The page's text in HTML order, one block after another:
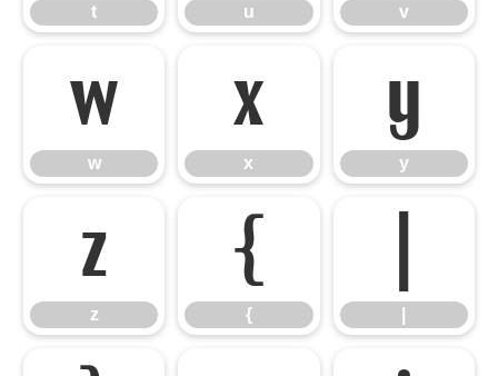
t u v
w
w
x
x
y
y
z
z
{
{